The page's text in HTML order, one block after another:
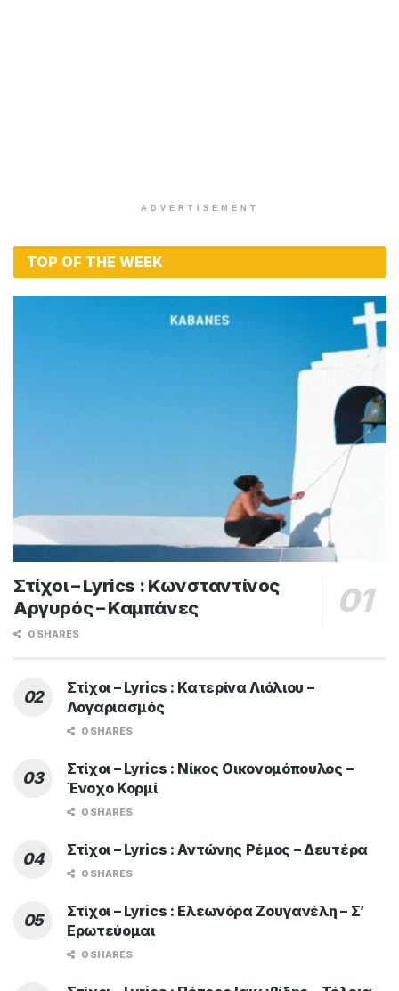
ADVERTISEMENT
TOP OF THE WEEK
Στίχοι – Lyrics : Κωνσταντίνος
Αργυρός – Καμπάνες
0 SHARES
Στίχοι – Lyrics : Κατερίνα Λιόλιου –
Λογαριασμός
0 SHARES
Στίχοι – Lyrics : Νίκος Οικονομόπουλος –
Ένοχο Κορμί
0 SHARES
Στίχοι – Lyrics : Αντώνης Ρέμος – Δευτέρα
0 SHARES
Στίχοι – Lyrics : Ελεωνόρα Ζουγανέλη – Σ’
Ερωτεύομαι
0 SHARES